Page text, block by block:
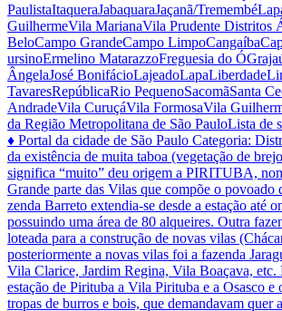
PaulistaItaqueraJabaquaraJaçanã/
GuilhermeVila MarianaVila Prudente Distritos
BeloCampo GrandeCampo
ursinoErmelino MatarazzoFreguesia do
ÂngelaJosé
TavaresRepúblicaRio PequenoSacomãSanta
AndradeVila CuruçáVila FormosaVila
da Região Metropolitana de São PauloLista
♦ Portal da cidade de São Paulo Categoria:
da existência de muita taboa (vegetação de
significa “muito” deu origem a PIRITUBA,
Grande parte das Vilas que compõe o
zenda Barreto extendia-se desde a estação até
possuindo uma área de 80 alqueires. Outra
loteada para a construção de novas vilas
posteriormente a novas vilas foi a fazenda
Vila Clarice, Jardim Regina, Vila Boaçava, etc.
estação de Pirituba a Vila Pirituba e a Osasco
tropas de burros e bois, que demandavam